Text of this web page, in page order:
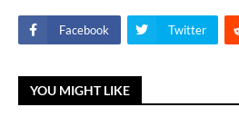
Facebook Twitter
YOU MIGHT LIKE